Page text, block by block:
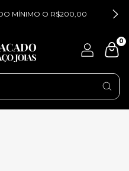
MÍNIMO O R$200,00
0